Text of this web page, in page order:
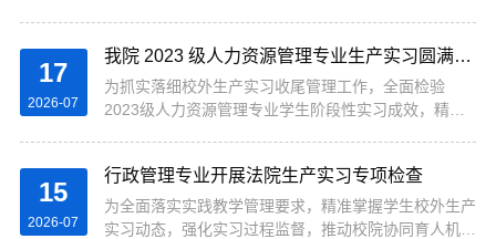
限于平面类、视频类、动画类、互动类、广播类、策划
类、文案类等，命题涉及泡泡玛特、哇哈哈、朗圣药业
等多个品牌，旨在充分展示学生的艺术才华和创意能
17
2026-07
我院 2023 级人力资源管理专业生产实习圆满落幕
为抓实落细校外生产实习收尾管理工作，全面检验
2023级人力资源管理专业学生阶段性实习成效，精准
法院、陕西芮伯风光同创新能源科技有限公司两大实习
基地开展实地走访、座谈、考核工作，为本年度人力资
源专业双场景生产实习画上圆满句号。本次23级人力
15
2026-07
行政管理专业开展法院生产实习专项检查
为全面落实实践教学管理要求，精准掌握学生校外生产
实习动态，强化实习过程监督，推动校院协同育人机制